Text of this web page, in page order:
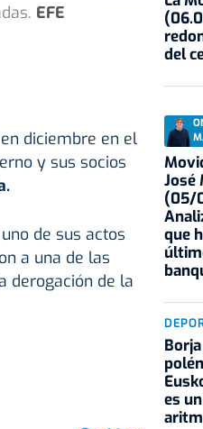
EFE
diciembre en el
y sus socios
de sus actos
a una de las
derogación de la
del
José
(05/
que
es